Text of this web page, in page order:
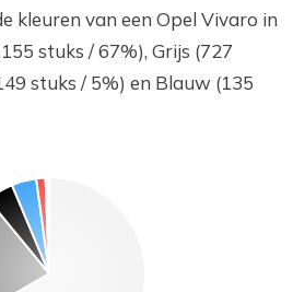
kleuren van een Opel Vivaro in
stuks / 67%), Grijs (727
stuks / 5%) en Blauw (135